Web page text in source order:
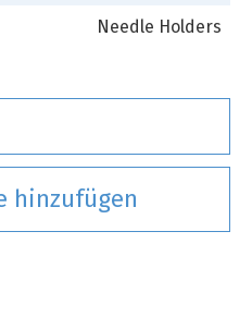
Needle Holders
hinzufügen